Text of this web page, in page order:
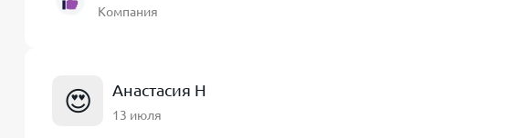
Компания
😍 Анастасия Н
13 июля